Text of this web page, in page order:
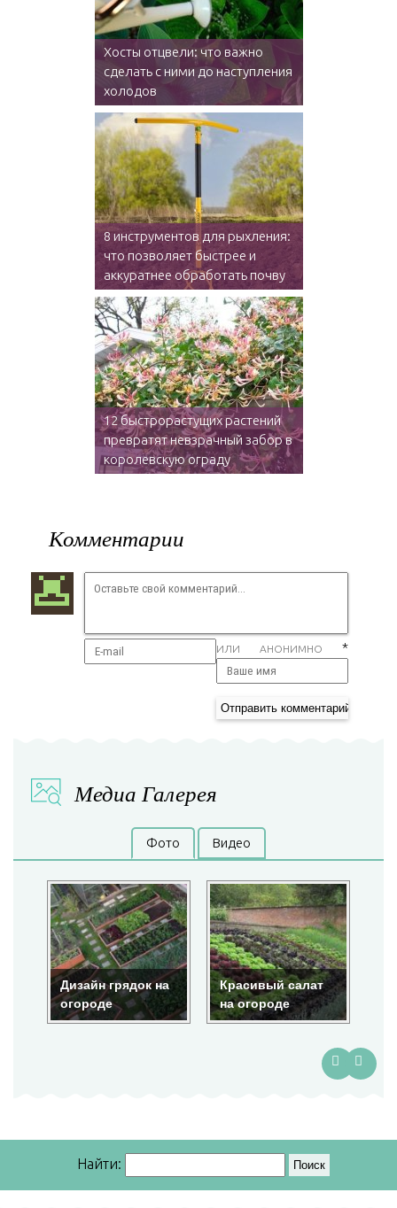
Хосты отцвели: что важно
сделать с ними до наступления
холодов
8 инструментов для рыхления:
что позволяет быстрее и
аккуратнее обработать почву
12 быстрорастущих растений
превратят невзрачный забор в
королевскую ограду
Комментарии
ИЛИ АНОНИМНО *
Медиа Галерея
Фото Видео
Дизайн грядок на
огороде
Красивый салат
на огороде
Найти: